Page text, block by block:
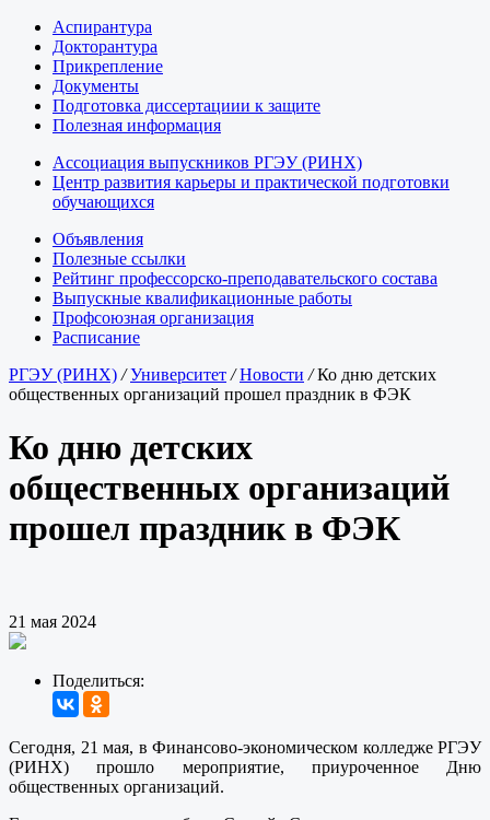
Аспирантура
Докторантура
Прикрепление
Документы
Подготовка диссертациии к защите
Полезная информация
Ассоциация выпускников РГЭУ (РИНХ)
Центр развития карьеры и практической подготовки
обучающихся
Объявления
Полезные ссылки
Рейтинг профессорско-преподавательского состава
Выпускные квалификационные работы
Профсоюзная организация
Расписание
РГЭУ (РИНХ) /Университет /Новости /Ко дню детских
общественных организаций прошел праздник в ФЭК
Ко дню детских
общественных организаций
прошел праздник в ФЭК
21 мая 2024
Поделиться:
Сегодня, 21 мая, в Финансово-экономическом колледже РГЭУ
(РИНХ) прошло мероприятие, приуроченное Дню
общественных организаций.